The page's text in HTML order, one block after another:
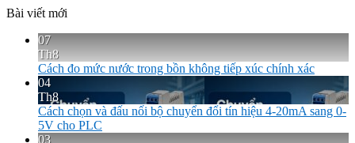
Bài viết mới
07
Th8
Cách đo mức nước trong bồn không tiếp xúc chính xác
04
Th8
Cách chọn và đấu nối bộ chuyển đổi tín hiệu 4-20mA sang 0-
5V cho PLC
03